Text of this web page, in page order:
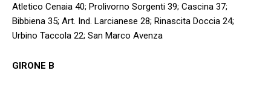
Atletico Cenaia 40; Prolivorno Sorgenti 39; Cascina 37;
Bibbiena 35; Art. Ind. Larcianese 28; Rinascita Doccia 24;
Urbino Taccola 22; San Marco Avenza
GIRONE B